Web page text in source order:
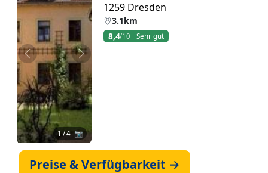
Zurück Weiter
1/ 4 📷
1259 Dresden
3.1km
8,4/10 Sehr gut
Preise & Verfügbarkeit →